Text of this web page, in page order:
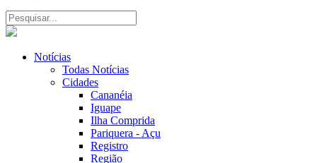
Notícias
Todas Notícias
Cidades
Cananéia
Iguape
Ilha Comprida
Pariquera - Açu
Registro
Região